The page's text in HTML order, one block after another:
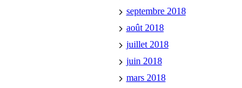
septembre 2018
août 2018
juillet 2018
juin 2018
mars 2018